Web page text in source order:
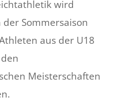
wird
der Sommersaison
aus der U18
Meisterschaften